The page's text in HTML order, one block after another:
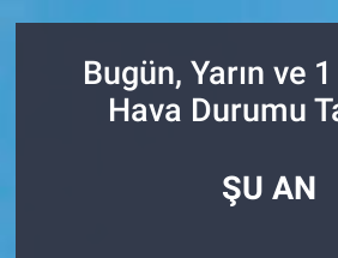
Bugün, Yarın ve
Hava Durumu
ŞU AN
KÜLTÜR SANAT
POLİTİKA
Süper Lig Puan Durumu ve
Tüm Manşetler
Son Dakika Haberleri